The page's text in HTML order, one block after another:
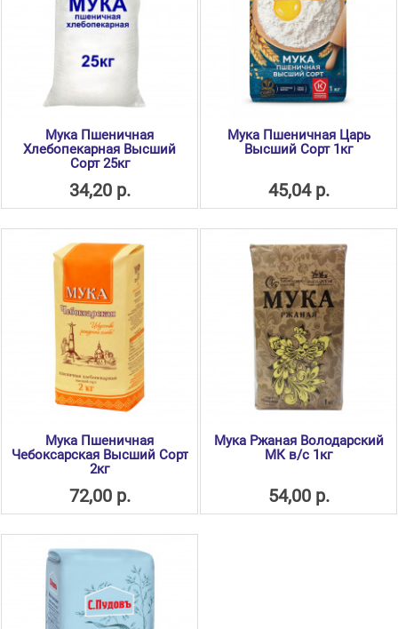
Мука Пшеничная
Хлебопекарная Высший
Сорт 25кг
34,20 р.
Мука Пшеничная Царь
Высший Сорт 1кг
45,04 р.
Мука Пшеничная
Чебоксарская Высший Сорт
2кг
72,00 р.
Мука Ржаная Володарский
МК в/с 1кг
54,00 р.